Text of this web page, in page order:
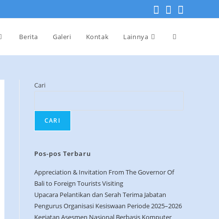
Berita Galeri Kontak Lainnya
Cari
CARI
Pos-pos Terbaru
Appreciation & Invitation From The Governor Of
Bali to Foreign Tourists Visiting
Upacara Pelantikan dan Serah Terima Jabatan
Pengurus Organisasi Kesiswaan Periode 2025–2026
Kegiatan Asesmen Nasional Berbasis Komputer